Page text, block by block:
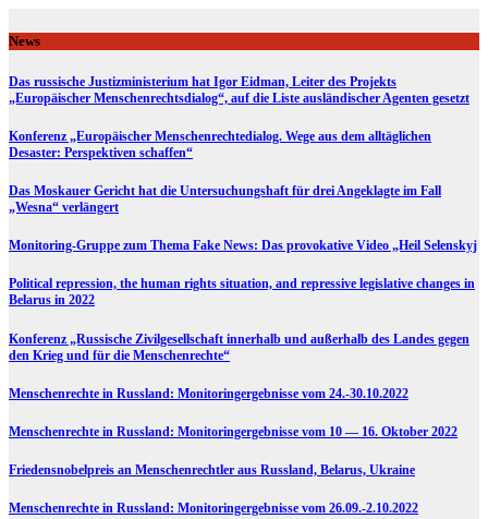
to
content
News
Das russische Justizministerium hat Igor Eidman, Leiter des Projekts
„Europäischer Menschenrechtsdialog“, auf die Liste ausländischer Agenten gesetzt
Konferenz „Europäischer Menschenrechtedialog. Wege aus dem alltäglichen
Desaster: Perspektiven schaffen“
Das Moskauer Gericht hat die Untersuchungshaft für drei Angeklagte im Fall
„Wesna“ verlängert
Monitoring-Gruppe zum Thema Fake News: Das provokative Video „Heil Selenskyj
Political repression, the human rights situation, and repressive legislative changes in
Belarus in 2022
Konferenz „Russische Zivilgesellschaft innerhalb und außerhalb des Landes gegen
den Krieg und für die Menschenrechte“
Menschenrechte in Russland: Monitoringergebnisse vom 24.-30.10.2022
Menschenrechte in Russland: Monitoringergebnisse vom 10 — 16. Oktober 2022
Friedensnobelpreis an Menschenrechtler aus Russland, Belarus, Ukraine
Menschenrechte in Russland: Monitoringergebnisse vom 26.09.-2.10.2022